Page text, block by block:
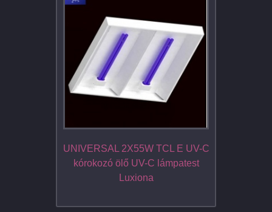
UNIVERSAL 2X55W TCL E UV-C
kórokozó ölő UV-C lámpatest
Luxiona